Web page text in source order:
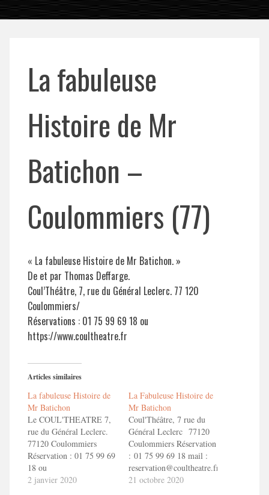
La fabuleuse
Histoire de Mr
Batichon –
Coulommiers (77)
« La fabuleuse Histoire de Mr Batichon. »
De et par Thomas Deffarge.
Coul’Théâtre, 7, rue du Général Leclerc. 77 120
Coulommiers/
Réservations : 01 75 99 69 18 ou
https://www.coultheatre.fr
Articles similaires
La fabuleuse Histoire de
Mr Batichon
Le COUL'THEATRE 7,
rue du Général Leclerc.
77120 Coulommiers
Réservation : 01 75 99 69
18 ou
reservation@coultheatre.fr
2 janvier 2020
La Fabuleuse Histoire de
Mr Batichon
Coul'Théâtre, 7 rue du
Général Leclerc 77120
Coulommiers Réservation
: 01 75 99 69 18 mail :
reservation@coultheatre.fr
https://www.coultheatre.fr
21 octobre 2020